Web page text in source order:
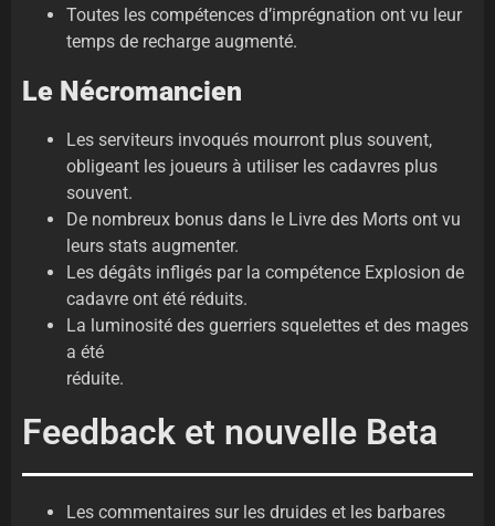
Toutes les compétences d’imprégnation ont vu leur
temps de recharge augmenté.
Le Nécromancien
Les serviteurs invoqués mourront plus souvent,
obligeant les joueurs à utiliser les cadavres plus
souvent.
De nombreux bonus dans le Livre des Morts ont vu
leurs stats augmenter.
Les dégâts infligés par la compétence Explosion de
cadavre ont été réduits.
La luminosité des guerriers squelettes et des mages
a été
réduite.
Feedback et nouvelle Beta
Les commentaires sur les druides et les barbares